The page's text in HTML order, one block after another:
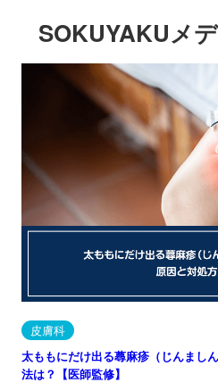
SOKUYAKUメ
皮膚科
太ももにだけ出る蕁麻疹（じんまし
法は？【医師監修】